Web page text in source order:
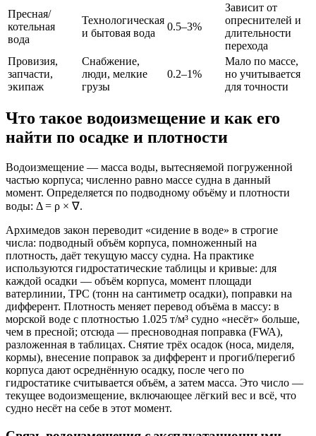
Пресная/
котельная
вода
Технологическая
и бытовая вода
0.5–3%
Зависит от
опреснителей и
длительности
перехода
Провизия,
запчасти,
экипаж
Снабжение,
люди, мелкие
грузы
0.2–1%
Мало по массе,
но учитывается
для точности
Что такое водоизмещение и как его
найти по осадке и плотности
Водоизмещение — масса воды, вытесняемой погруженной
частью корпуса; численно равно массе судна в данный
момент. Определяется по подводному объёму и плотности
воды: Δ = ρ × ∇.
Архимедов закон переводит «сидение в воде» в строгие
числа: подводный объём корпуса, помноженный на
плотность, даёт текущую массу судна. На практике
используются гидростатические таблицы и кривые: для
каждой осадки — объём корпуса, момент площади
ватерлинии, TPC (тонн на сантиметр осадки), поправки на
дифферент. Плотность меняет перевод объёма в массу: в
морской воде с плотностью 1.025 т/м³ судно «несёт» больше,
чем в пресной; отсюда — пресноводная поправка (FWA),
разложенная в таблицах. Снятие трёх осадок (носа, миделя,
кормы), внесение поправок за дифферент и прогиб/перегиб
корпуса дают осреднённую осадку, после чего по
гидростатике считывается объём, а затем масса. Это число —
текущее водоизмещение, включающее лёгкий вес и всё, что
судно несёт на себе в этот момент.